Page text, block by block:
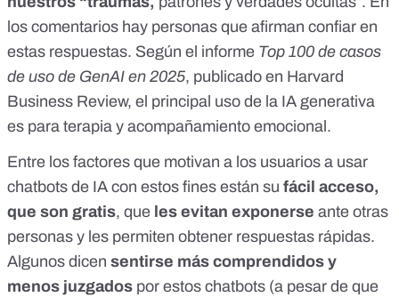
los comentarios hay personas que afirman confiar en
estas respuestas. Según el informe Top 100 de casos
de uso de GenAI en 2025, publicado en Harvard
Business Review, el principal uso de la IA generativa
es para terapia y acompañamiento emocional.
Entre los factores que motivan a los usuarios a usar
chatbots de IA con estos fines están su fácil acceso,
que son gratis, que les evitan exponerse ante otras
personas y les permiten obtener respuestas rápidas.
Algunos dicen sentirse más comprendidos y
menos juzgados por estos chatbots (a pesar de que